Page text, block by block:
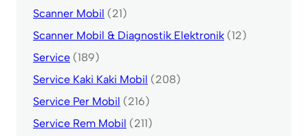
Scanner Mobil (21)
Scanner Mobil & Diagnostik Elektronik (12)
Service (189)
Service Kaki Kaki Mobil (208)
Service Per Mobil (216)
Service Rem Mobil (211)